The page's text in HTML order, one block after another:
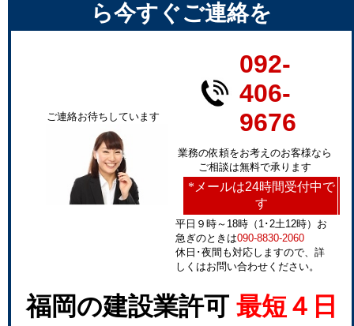
ら今すぐご連絡を
ご連絡お待ちしています
092-
406-
9676
業務の依頼をお考えのお客様なら
ご相談は無料で承ります
* メールは24時間受付中で
す
平日９時～18時（1･2土12時）お
急ぎのときは090-8830-2060
休日･夜間も対応しますので、詳
しくはお問い合わせください。
福岡の建設業許可 最短４日